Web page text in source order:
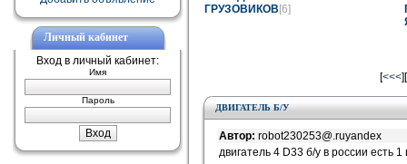
Личный кабинет
Вход в личный кабинет:
Имя
Пароль
ГРУЗОВИКОВ [6]
[<<<][
ДВИГАТЕЛЬ Б/У
Автор: robot230253@.ruyandex
двигатель 4 D33 б/у в россии есть